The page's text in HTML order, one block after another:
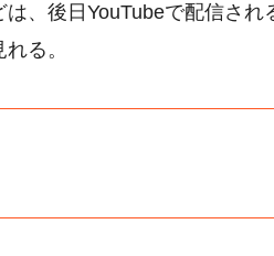
、後日YouTubeで配信さ
る。